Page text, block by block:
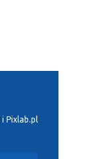
i Pixlab.pl